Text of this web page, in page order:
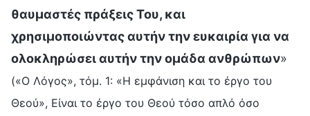
θαυμαστές πράξεις Του, και
χρησιμοποιώντας αυτήν την ευκαιρία για να
ολοκληρώσει αυτήν την ομάδα ανθρώπων»
(«Ο Λόγος», τόμ. 1: «Η εμφάνιση και το έργο του
Θεού», Είναι το έργο του Θεού τόσο απλό όσο